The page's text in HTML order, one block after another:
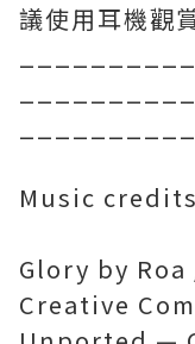
議使用耳機觀
Music
Glory by
Creative